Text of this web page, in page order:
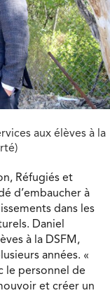
aux élèves à la
Réfugiés et
d’embaucher à
dans les
Daniel
à la DSFM,
années. «
le personnel de
et créer un